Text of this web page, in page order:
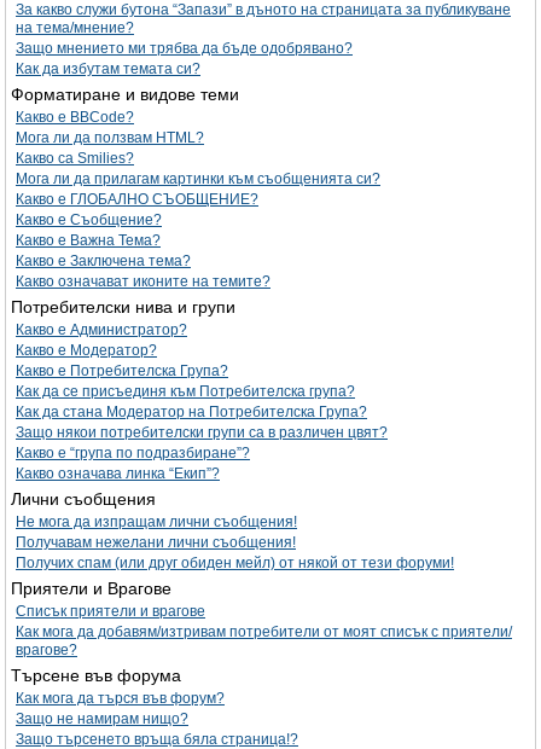
За какво служи бутона “Запази” в дъното на страницата за публикуване
на тема/мнение?
Защо мнението ми трябва да бъде одобрявано?
Как да избутам темата си?
Форматиране и видове теми
Какво е BBCode?
Мога ли да ползвам HTML?
Какво са Smilies?
Мога ли да прилагам картинки към съобщенията си?
Какво е ГЛОБАЛНО СЪОБЩЕНИЕ?
Какво е Съобщение?
Какво е Важна Тема?
Какво е Заключена тема?
Какво означават иконите на темите?
Потребителски нива и групи
Какво е Администратор?
Какво е Модератор?
Какво е Потребителска Група?
Как да се присъединя към Потребителска група?
Как да стана Модератор на Потребителска Група?
Защо някои потребителски групи са в различен цвят?
Какво е “група по подразбиране”?
Какво означава линка “Екип”?
Лични съобщения
Не мога да изпращам лични съобщения!
Получавам нежелани лични съобщения!
Получих спам (или друг обиден мейл) от някой от тези форуми!
Приятели и Врагове
Списък приятели и врагове
Как мога да добавям/изтривам потребители от моят списък с приятели/
врагове?
Търсене във форума
Как мога да търся във форум?
Защо не намирам нищо?
Защо търсенето връща бяла страница!?